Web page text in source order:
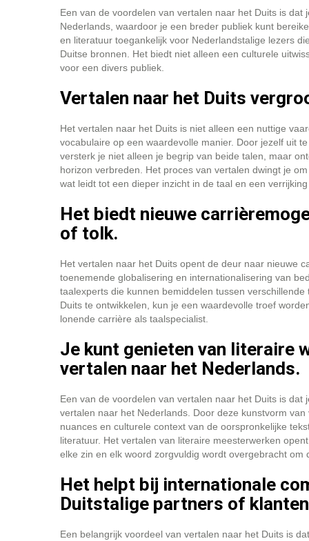
Een van de voordelen van vertalen naar het Duits is
Nederlands, waardoor je een breder publiek kunt
en literatuur toegankelijk voor Nederlandstalige lezers
Duitse bronnen. Het biedt niet alleen een culturele
voor een divers publiek.
Vertalen naar het Duits
Het vertalen naar het Duits is niet alleen een nuttige
vocabulaire op een waardevolle manier. Door jezelf uit
versterk je niet alleen je begrip van beide talen, maar
horizon verbreden. Het proces van vertalen dwingt je
wat leidt tot een dieper inzicht in de taal en een
Het biedt nieuwe
of tolk.
Het vertalen naar het Duits opent de deur naar nieuwe
toenemende globalisering en internationalisering van
taalexperts die kunnen bemiddelen tussen
Duits te ontwikkelen, kun je een waardevolle troef
lonende carrière als taalspecialist.
Je kunt genieten van literaire
vertalen naar het Nederlands.
Een van de voordelen van vertalen naar het Duits is
vertalen naar het Nederlands. Door deze kunstvorm
nuances en culturele context van de oorspronkelijke
literatuur. Het vertalen van literaire meesterwerken
elke zin en elk woord zorgvuldig wordt overgebracht
Het helpt bij internationale
Duitstalige partners of
Een belangrijk voordeel van vertalen naar het Duits is